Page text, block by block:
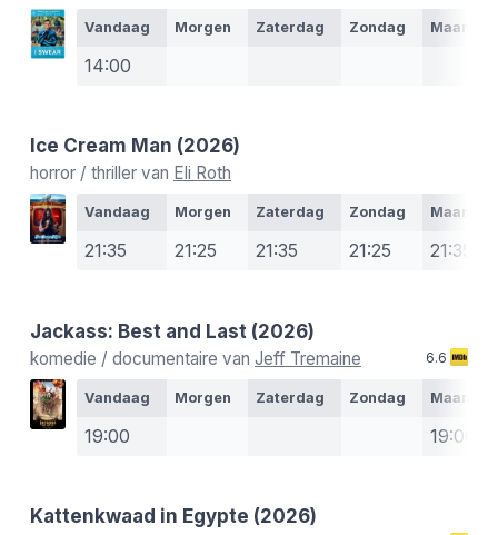
Vandaag Morgen Zaterdag Zondag Maandag
14:00
Ice Cream Man (2026)
horror / thriller van Eli Roth
Vandaag Morgen Zaterdag Zondag Maandag
21:35 21:25 21:35 21:25 21:35
Jackass: Best and Last (2026)
komedie / documentaire van Jeff Tremaine 6.6
Vandaag Morgen Zaterdag Zondag Maandag
19:00 19:00
Kattenkwaad in Egypte (2026)